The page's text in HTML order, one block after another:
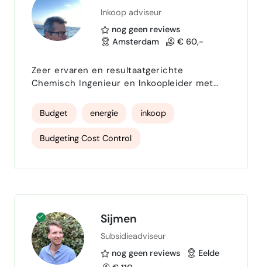
inkomstenbelastingaangifte
Microsoft Excel AFAS exact online
Microsoft Office
nauwkeurigheid
probleemoplossend vermogen
Betrouwbaar en Betrokken
Fotograferen
Inkoop adviseur
nog geen reviews
Amsterdam
€ 60,-
Zeer ervaren en resultaatgerichte
Chemisch Ingenieur en Inkoopleider met
toonaangevende multinationals, waaronder
Goodyear Tires, Dow Chemicals en BASF. Hij
heeft bewezen expertise in
projectmanagement , groepsleiderschap en
en fabrieksomgevingen, met een brede
efficiëntie , Facility Manage…
Budget energie inkoop
Budgeting Cost Control
Sijmen
Subsidieadviseur
nog geen reviews
Eelde